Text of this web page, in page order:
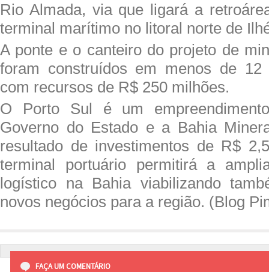
Rio Almada, via que ligará a
terminal marítimo no litoral norte de
A ponte e o canteiro do projeto de
foram construídos em menos de 12
com recursos de R$ 250 milhões.
O Porto Sul é um
Governo do Estado e a Bahia
resultado de investimentos de R$
terminal portuário permitirá a
logístico na Bahia viabilizando
novos negócios para a região. (Blog
FAÇA UM COMENTÁRIO